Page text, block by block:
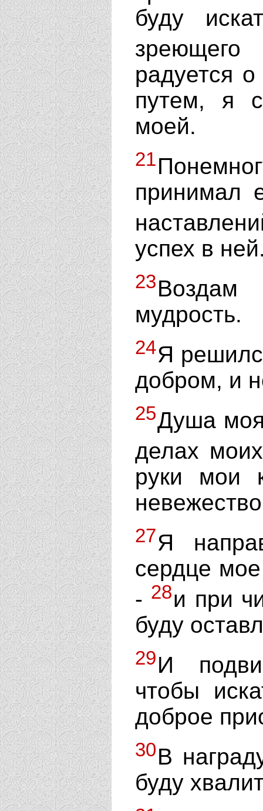
буду
зреющего
радуется
путем, я
моей.
21
принимал
успех в
23
мудрость.
24Я
добром, и
25Душа
делах
руки мои
27Я
сердце
- 28и при
буду
29И
чтобы
доброе
30В
буду